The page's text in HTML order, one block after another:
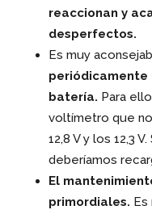
reaccionan y
desperfectos.
Es muy
periódicamente
batería. Para
voltímetro que
12,8 V y los 12,3
deberíamos
El
primordiales. Es